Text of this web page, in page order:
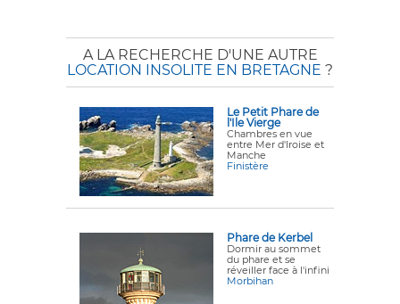
A LA RECHERCHE D'UNE AUTRE
LOCATION INSOLITE EN BRETAGNE ?
Le Petit Phare de
l'Ile Vierge
Chambres en vue
entre Mer d'Iroise et
Manche
Finistère
Phare de Kerbel
Dormir au sommet
du phare et se
réveiller face à l'infini
Morbihan